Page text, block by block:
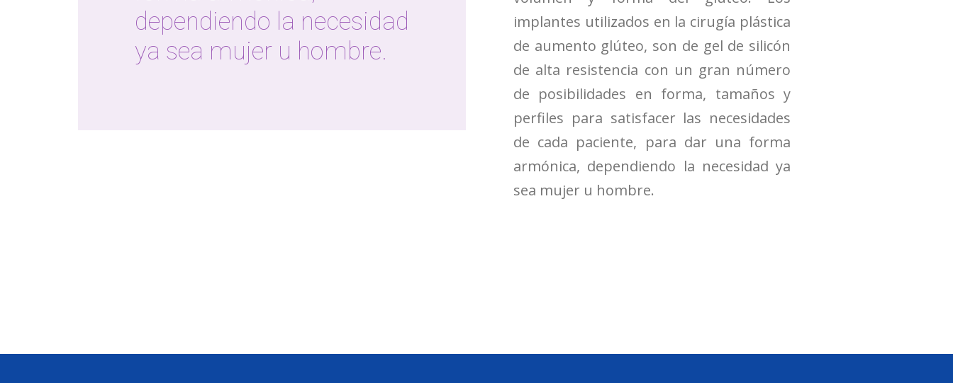
dependiendo la necesidad
ya sea mujer u hombre.
implantes utilizados en la cirugía plástica
de aumento glúteo, son de gel de silicón
de alta resistencia con un gran número
de posibilidades en forma, tamaños y
perfiles para satisfacer las necesidades
de cada paciente, para dar una forma
armónica, dependiendo la necesidad ya
sea mujer u hombre.